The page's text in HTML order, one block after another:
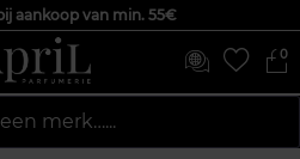
aankoop van min. 55€
0
merk…...